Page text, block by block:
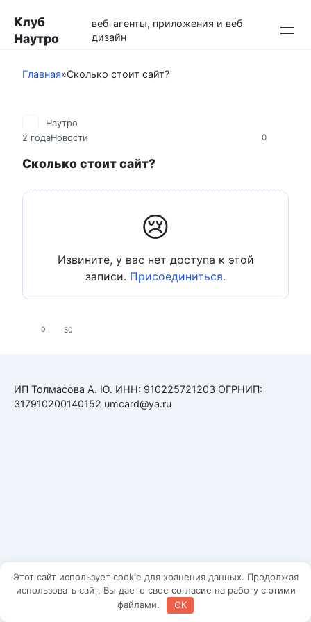
контенту
Клуб
Наутро
веб-агенты, приложения и веб
дизайн
Главная»Сколько стоит сайт?
0
Наутро
2 годаНовости
Сколько стоит сайт?
😢
Извините, у вас нет доступа к этой
записи. Присоединиться.
0 50
ИП Толмасова А. Ю. ИНН: 910225721203 ОГРНИП:
317910200140152 umcard@ya.ru
Этот сайт использует cookie для хранения данных. Продолжая
использовать сайт, Вы даете свое согласие на работу с этими
файлами.
OK